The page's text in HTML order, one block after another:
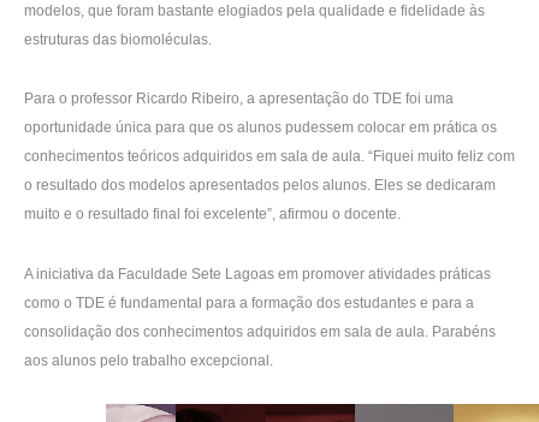
modelos, que foram bastante elogiados pela qualidade e fidelidade às
estruturas das biomoléculas.
Para o professor Ricardo Ribeiro, a apresentação do TDE foi uma
oportunidade única para que os alunos pudessem colocar em prática os
conhecimentos teóricos adquiridos em sala de aula. “Fiquei muito feliz com
o resultado dos modelos apresentados pelos alunos. Eles se dedicaram
muito e o resultado final foi excelente”, afirmou o docente.
A iniciativa da Faculdade Sete Lagoas em promover atividades práticas
como o TDE é fundamental para a formação dos estudantes e para a
consolidação dos conhecimentos adquiridos em sala de aula. Parabéns
aos alunos pelo trabalho excepcional.